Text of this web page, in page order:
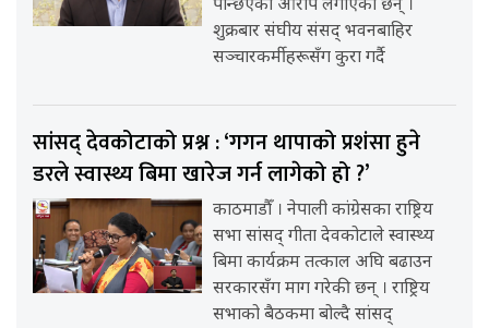
पन्छिएको आरोप लगाएका छन् ।
शुक्रबार संघीय संसद् भवनबाहिर
सञ्चारकर्मीहरूसँग कुरा गर्दै
सांसद् देवकोटाको प्रश्न : ‘गगन थापाको प्रशंसा हुने
डरले स्वास्थ्य बिमा खारेज गर्न लागेको हो ?’
काठमाडौँ । नेपाली कांग्रेसका राष्ट्रिय
सभा सांसद् गीता देवकोटाले स्वास्थ्य
बिमा कार्यक्रम तत्काल अघि बढाउन
सरकारसँग माग गरेकी छन् । राष्ट्रिय
सभाको बैठकमा बोल्दै सांसद्